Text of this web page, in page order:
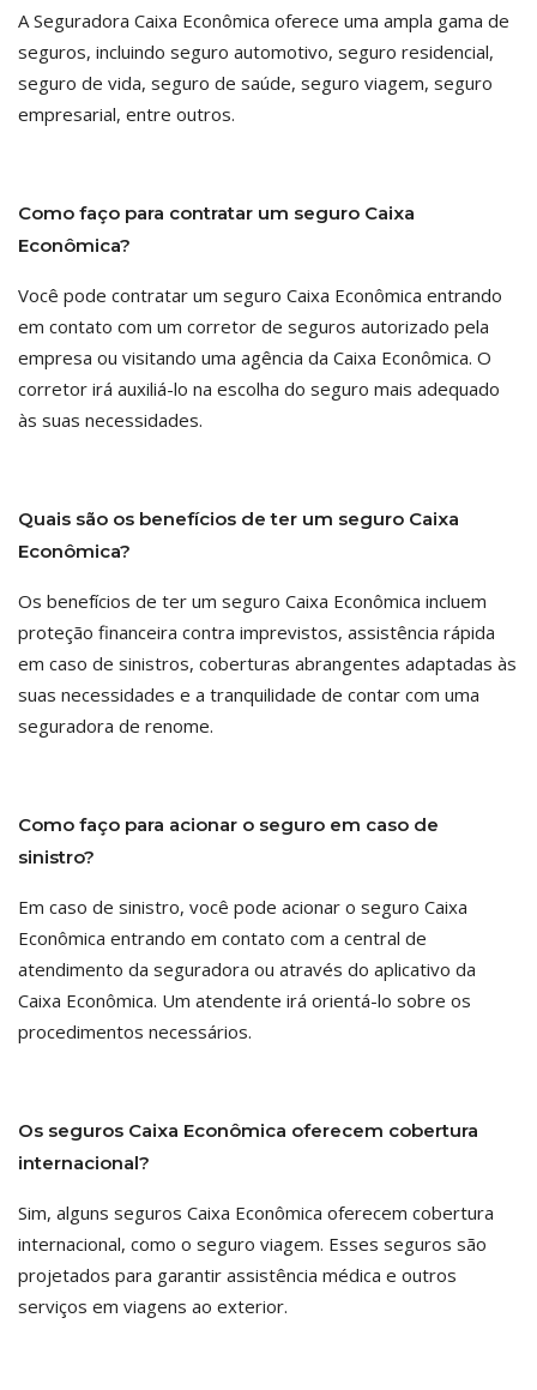
A Seguradora Caixa Econômica oferece uma ampla gama de
seguros, incluindo seguro automotivo, seguro residencial,
seguro de vida, seguro de saúde, seguro viagem, seguro
empresarial, entre outros.
Como faço para contratar um seguro Caixa
Econômica?
Você pode contratar um seguro Caixa Econômica entrando
em contato com um corretor de seguros autorizado pela
empresa ou visitando uma agência da Caixa Econômica. O
corretor irá auxiliá-lo na escolha do seguro mais adequado
às suas necessidades.
Quais são os benefícios de ter um seguro Caixa
Econômica?
Os benefícios de ter um seguro Caixa Econômica incluem
proteção financeira contra imprevistos, assistência rápida
em caso de sinistros, coberturas abrangentes adaptadas às
suas necessidades e a tranquilidade de contar com uma
seguradora de renome.
Como faço para acionar o seguro em caso de
sinistro?
Em caso de sinistro, você pode acionar o seguro Caixa
Econômica entrando em contato com a central de
atendimento da seguradora ou através do aplicativo da
Caixa Econômica. Um atendente irá orientá-lo sobre os
procedimentos necessários.
Os seguros Caixa Econômica oferecem cobertura
internacional?
Sim, alguns seguros Caixa Econômica oferecem cobertura
internacional, como o seguro viagem. Esses seguros são
projetados para garantir assistência médica e outros
serviços em viagens ao exterior.